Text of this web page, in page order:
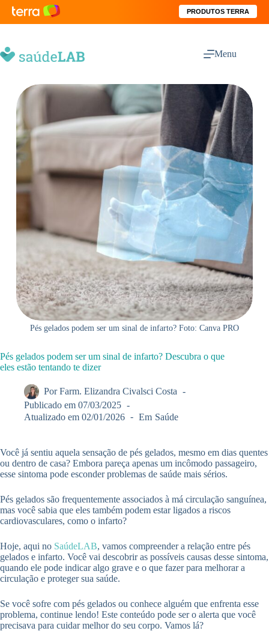
PRODUTOS TERRA
Menu
Pés gelados podem ser um sinal de infarto? Foto: Canva PRO
Pés gelados podem ser um sinal de infarto? Descubra o que
eles estão tentando te dizer
Por Farm. Elizandra Civalsci Costa
Publicado em 07/03/2025
Atualizado em 02/01/2026 Em Saúde
Você já sentiu aquela sensação de pés gelados, mesmo em dias quentes
ou dentro de casa? Embora pareça apenas um incômodo passageiro,
esse sintoma pode esconder problemas de saúde mais sérios.
Pés gelados são frequentemente associados à má circulação sanguínea,
mas você sabia que eles também podem estar ligados a riscos
cardiovasculares, como o infarto?
Hoje, aqui no SaúdeLAB, vamos compreender a relação entre pés
gelados e infarto. Você vai descobrir as possíveis causas desse sintoma,
quando ele pode indicar algo grave e o que fazer para melhorar a
circulação e proteger sua saúde.
Se você sofre com pés gelados ou conhece alguém que enfrenta esse
problema, continue lendo! Este conteúdo pode ser o alerta que você
precisava para cuidar melhor do seu corpo. Vamos lá?